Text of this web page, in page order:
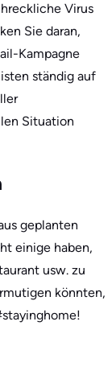
Virus
Sie daran,
Kampagne
ständig auf
Situation
geplanten
einige haben,
usw. zu
könnten,